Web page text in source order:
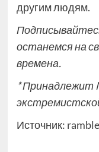
другим людям.
останемся на
времена.
* Принадлежит
Источник: